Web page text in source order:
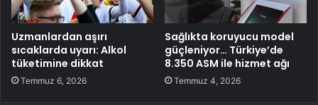
Uzmanlardan aşırı
sıcaklarda uyarı: Alkol
tüketimine dikkat
Temmuz 6, 2026
Sağlıkta koruyucu model
güçleniyor… Türkiye’de
8.350 ASM ile hizmet ağı
Temmuz 4, 2026